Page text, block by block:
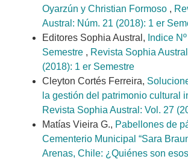
Oyarzún y Christian Formoso ,
Austral: Núm. 21 (2018): 1 er
Editores Sophia Austral, Indice
Semestre , Revista Sophia
(2018): 1 er Semestre
Cleyton Cortés Ferreira,
la gestión del patrimonio cultural
Revista Sophia Austral: Vol. 27
Matías Vieira G., Pabellones de
Cementerio Municipal “Sara
Arenas, Chile: ¿Quiénes son